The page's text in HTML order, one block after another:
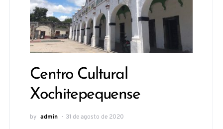
Centro Cultural
Xochitepequense
by admin 31 de agosto de 2020